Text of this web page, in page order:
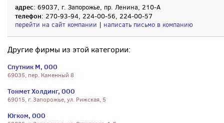
адрес: 69037, г. Запорожье, пр. Ленина, 210-А
телефон: 270-93-94, 224-00-56, 224-00-57
перейти на сайт компании | написать письмо в компанию
Другие фирмы из этой категории:
Спутник М, ООО
69035, пер. Каменный 8
Тонмет Холдинг, ООО
69015, г. Запорожье, ул. Рижская, 5
Югком, ООО